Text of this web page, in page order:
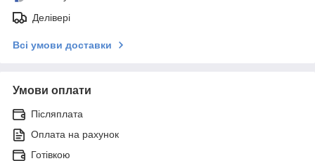
Делівері
Всі умови доставки
Умови оплати
Післяплата
Оплата на рахунок
Готівкою